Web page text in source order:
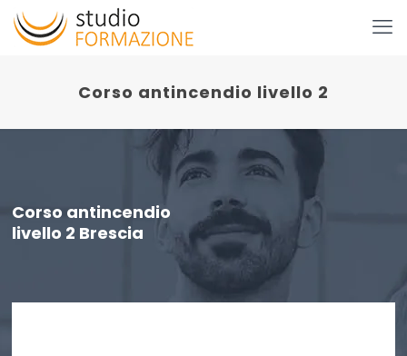
Corso antincendio livello 2
Corso antincendio
livello 2 Brescia